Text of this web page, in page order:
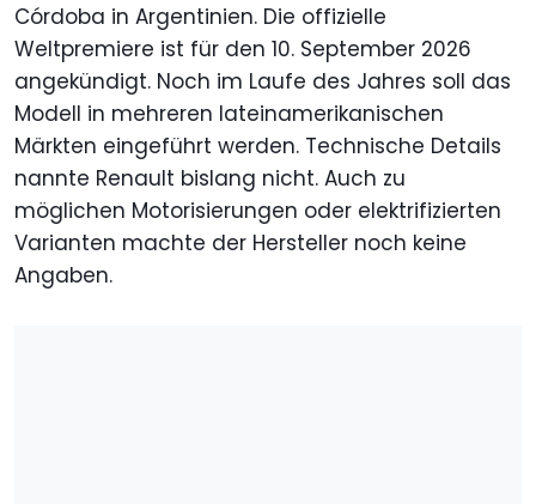
Córdoba in Argentinien. Die offizielle
Weltpremiere ist für den 10. September 2026
angekündigt. Noch im Laufe des Jahres soll das
Modell in mehreren lateinamerikanischen
Märkten eingeführt werden. Technische Details
nannte Renault bislang nicht. Auch zu
möglichen Motorisierungen oder elektrifizierten
Varianten machte der Hersteller noch keine
Angaben.